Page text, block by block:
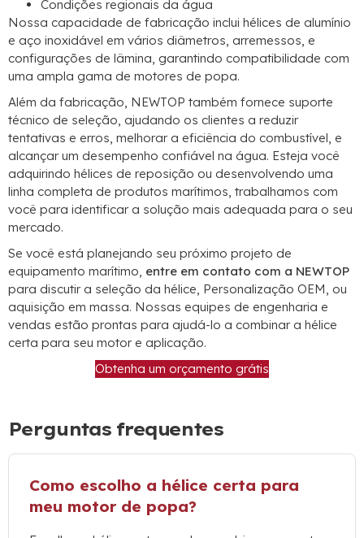
Condições regionais da água
Nossa capacidade de fabricação inclui hélices de alumínio
e aço inoxidável em vários diâmetros, arremessos, e
configurações de lâmina, garantindo compatibilidade com
uma ampla gama de motores de popa.
Além da fabricação, NEWTOP também fornece suporte
técnico de seleção, ajudando os clientes a reduzir
tentativas e erros, melhorar a eficiência do combustível, e
alcançar um desempenho confiável na água. Esteja você
adquirindo hélices de reposição ou desenvolvendo uma
linha completa de produtos marítimos, trabalhamos com
você para identificar a solução mais adequada para o seu
mercado.
Se você está planejando seu próximo projeto de
equipamento marítimo, entre em contato com a NEWTOP
para discutir a seleção da hélice, Personalização OEM, ou
aquisição em massa. Nossas equipes de engenharia e
vendas estão prontas para ajudá-lo a combinar a hélice
certa para seu motor e aplicação.
Obtenha um orçamento grátis
Perguntas frequentes
Como escolho a hélice certa para
meu motor de popa?